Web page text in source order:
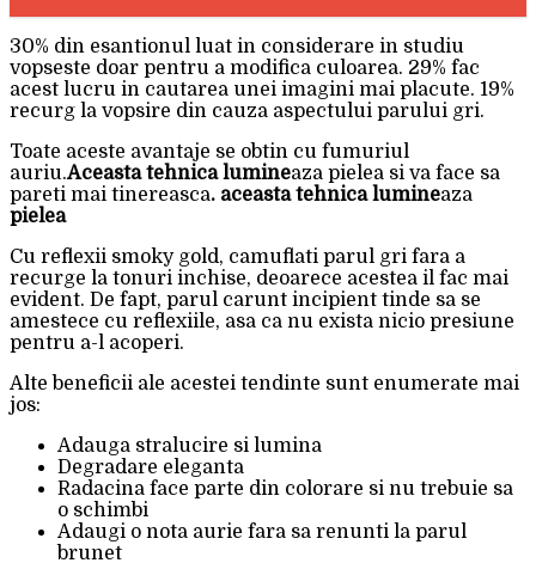
30% din esantionul luat in considerare in studiu
vopseste doar pentru a modifica culoarea. 29% fac
acest lucru in cautarea unei imagini mai placute. 19%
recurg la vopsire din cauza aspectului parului gri.
Toate aceste avantaje se obtin cu fumuriul
auriu.Aceasta tehnica lumineaza pielea si va face sa
pareti mai tinereasca. aceasta tehnica lumineaza
pielea
Cu reflexii smoky gold, camuflati parul gri fara a
recurge la tonuri inchise, deoarece acestea il fac mai
evident. De fapt, parul carunt incipient tinde sa se
amestece cu reflexiile, asa ca nu exista nicio presiune
pentru a-l acoperi.
Alte beneficii ale acestei tendinte sunt enumerate mai
jos:
Adauga stralucire si lumina
Degradare eleganta
Radacina face parte din colorare si nu trebuie sa
o schimbi
Adaugi o nota aurie fara sa renunti la parul
brunet